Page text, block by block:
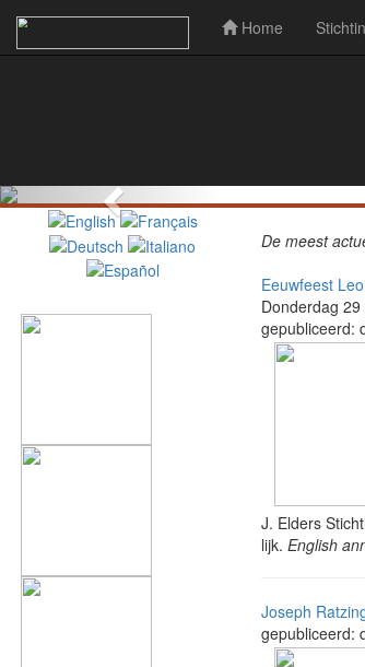
Home
Previous
De meest
Eeuwfeest
Donderdag
gepubliceerd:
J. Elders
lijk. English
Joseph
gepubliceerd: